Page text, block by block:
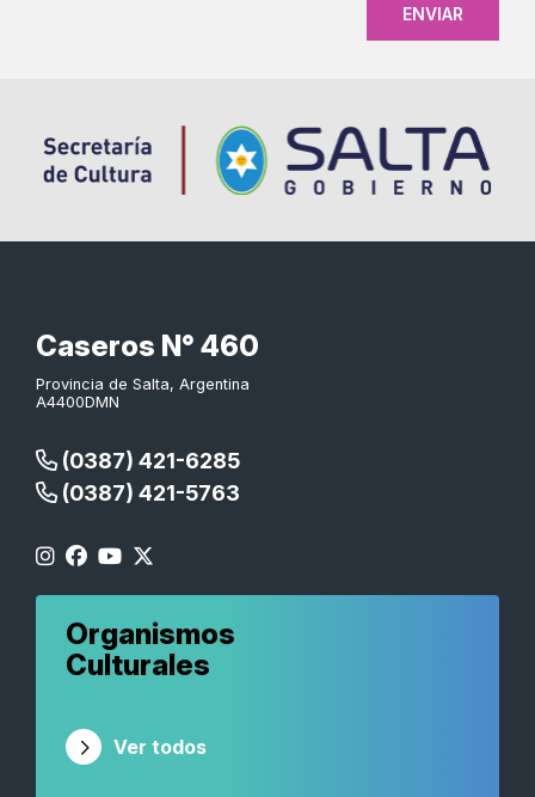
Caseros N° 460
Provincia de Salta, Argentina
A4400DMN
(0387) 421-6285
(0387) 421-5763
Organismos
Culturales
Ver todos